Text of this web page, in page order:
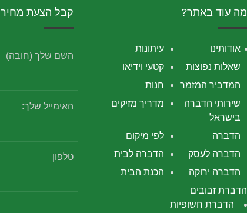
מה עוד באתר?
עיתונות
אודותינו
קטעי וידיאו
שאלות נפוצות
חנות
המדביר המזמר
מדריך מזיקים
שירותי הדברה
בישראל
לפי מיקום
הדברה
הדברה לבית
הדברה לעסק
הכנת הבית
הדברה ירוקה
הדברת זבובים
הדברת חשופיות
קבל הצעת מחיר
השם שלך (חובה)
האימייל שלך:
טלפון